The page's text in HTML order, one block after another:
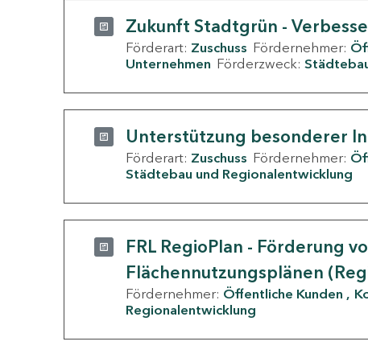
Zukunft Stadtgrün -
Förderart: Zuschuss Fördernehmer:
Unternehmen Förderzweck:
Unterstützung besonderer
Förderart: Zuschuss Fördernehmer:
Städtebau und Regionalentwicklung
FRL RegioPlan - Förderung
Flächennutzungsplänen
Fördernehmer: Öffentliche Kunden
Regionalentwicklung